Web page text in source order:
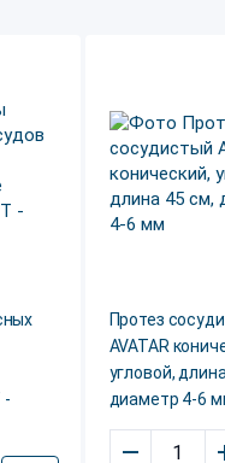
-
Протез
AVATAR
угловой,
диаметр 4-6
–